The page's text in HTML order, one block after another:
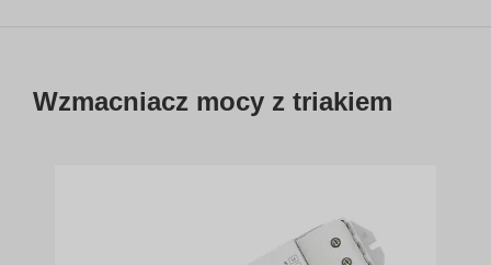
Wzmacniacz mocy z triakiem